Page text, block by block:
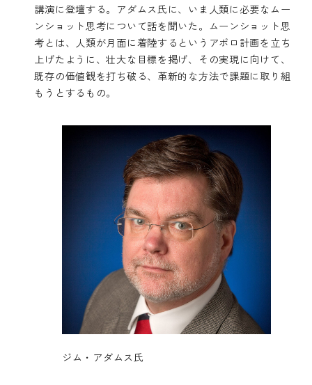
講演に登壇する。アダムス氏に、いま人類に必要なムー
ンショット思考について話を聞いた。ムーンショット思
考とは、人類が月面に着陸するというアポロ計画を立ち
上げたように、壮大な目標を掲げ、その実現に向けて、
既存の価値観を打ち破る、革新的な方法で課題に取り組
もうとするもの。
ジム・アダムス氏